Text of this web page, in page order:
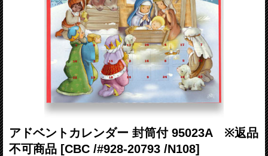
アドベントカレンダー 封筒付 95023A ※返品
不可商品 [CBC /#928-20793 /N108]